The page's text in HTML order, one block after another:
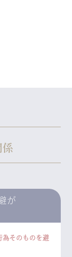
が
為そのものを避